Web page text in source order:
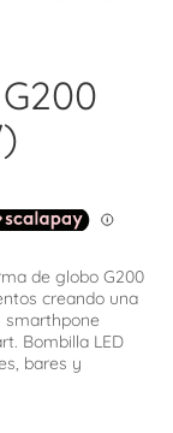
de globo G200
creando una
smarthpone
Bombilla LED
bares y